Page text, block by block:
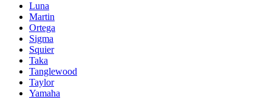
Luna
Martin
Ortega
Sigma
Squier
Taka
Tanglewood
Taylor
Yamaha